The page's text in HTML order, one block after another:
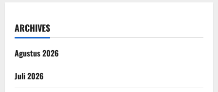
ARCHIVES
Agustus 2026
Juli 2026